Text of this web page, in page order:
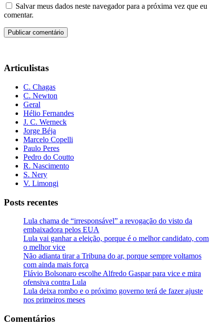
Salvar meus dados neste navegador para a próxima vez que eu
comentar.
Articulistas
C. Chagas
C. Newton
Geral
Hélio Fernandes
J. C. Werneck
Jorge Béja
Marcelo Copelli
Paulo Peres
Pedro do Coutto
R. Nascimento
S. Nery
V. Limongi
Posts recentes
Lula chama de “irresponsável” a revogação do visto da
embaixadora pelos EUA
Lula vai ganhar a eleição, porque é o melhor candidato, com
o melhor vice
Não adianta tirar a Tribuna do ar, porque sempre voltamos
com ainda mais força
Flávio Bolsonaro escolhe Alfredo Gaspar para vice e mira
ofensiva contra Lula
Lula deixa rombo e o próximo governo terá de fazer ajuste
nos primeiros meses
Comentários